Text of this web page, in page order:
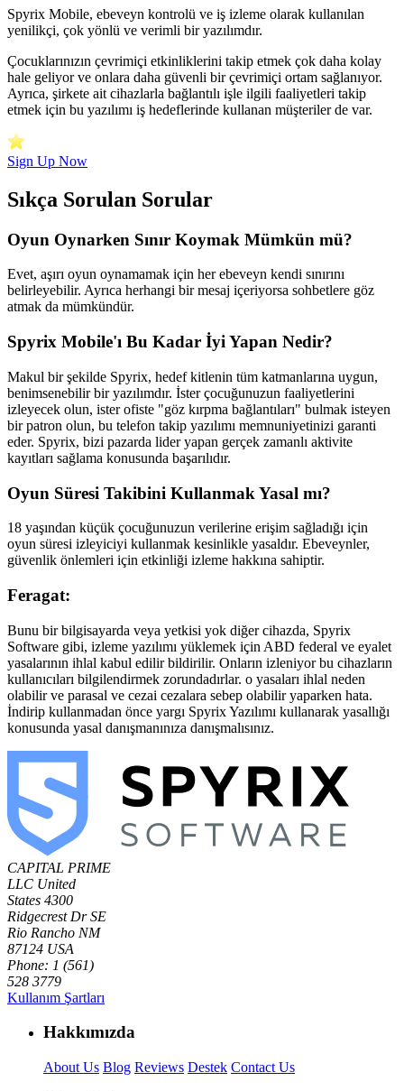
Spyrix Mobile, ebeveyn kontrolü ve iş izleme olarak kullanılan
yenilikçi, çok yönlü ve verimli bir yazılımdır.
Çocuklarınızın çevrimiçi etkinliklerini takip etmek çok daha kolay
hale geliyor ve onlara daha güvenli bir çevrimiçi ortam sağlanıyor.
Ayrıca, şirkete ait cihazlarla bağlantılı işle ilgili faaliyetleri takip
etmek için bu yazılımı iş hedeflerinde kullanan müşteriler de var.
Sign Up Now
Sıkça Sorulan Sorular
Oyun Oynarken Sınır Koymak Mümkün mü?
Evet, aşırı oyun oynamamak için her ebeveyn kendi sınırını
belirleyebilir. Ayrıca herhangi bir mesaj içeriyorsa sohbetlere göz
atmak da mümkündür.
Spyrix Mobile'ı Bu Kadar İyi Yapan Nedir?
Makul bir şekilde Spyrix, hedef kitlenin tüm katmanlarına uygun,
benimsenebilir bir yazılımdır. İster çocuğunuzun faaliyetlerini
izleyecek olun, ister ofiste "göz kırpma bağlantıları" bulmak isteyen
bir patron olun, bu telefon takip yazılımı memnuniyetinizi garanti
eder. Spyrix, bizi pazarda lider yapan gerçek zamanlı aktivite
kayıtları sağlama konusunda başarılıdır.
Oyun Süresi Takibini Kullanmak Yasal mı?
18 yaşından küçük çocuğunuzun verilerine erişim sağladığı için
oyun süresi izleyiciyi kullanmak kesinlikle yasaldır. Ebeveynler,
güvenlik önlemleri için etkinliği izleme hakkına sahiptir.
Feragat:
Bunu bir bilgisayarda veya yetkisi yok diğer cihazda, Spyrix
Software gibi, izleme yazılımı yüklemek için ABD federal ve eyalet
yasalarının ihlal kabul edilir bildirilir. Onların izleniyor bu cihazların
kullanıcıları bilgilendirmek zorundadırlar. o yasaları ihlal neden
olabilir ve parasal ve cezai cezalara sebep olabilir yaparken hata.
İndirip kullanmadan önce yargı Spyrix Yazılımı kullanarak yasallığı
konusunda yasal danışmanınıza danışmalısınız.
CAPITAL PRIME
LLC United
States 4300
Ridgecrest Dr SE
Rio Rancho NM
87124 USA
Phone: 1 (561)
528 3779
Kullanım Şartları
Hakkımızda
About Us Blog Reviews Destek Contact Us